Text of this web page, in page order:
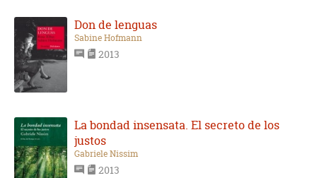
Don de lenguas
Sabine Hofmann
2013
La bondad insensata. El secreto de los
justos
Gabriele Nissim
2013